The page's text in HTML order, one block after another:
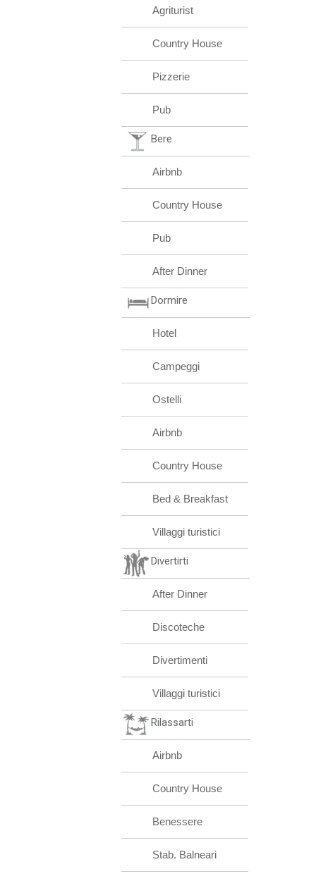
Agriturist
Country House
Pizzerie
Pub
Bere
Airbnb
Country House
Pub
After Dinner
Dormire
Hotel
Campeggi
Ostelli
Airbnb
Country House
Bed & Breakfast
Villaggi turistici
Divertirti
After Dinner
Discoteche
Divertimenti
Villaggi turistici
Rilassarti
Airbnb
Country House
Benessere
Stab. Balneari